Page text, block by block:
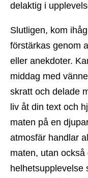
delaktig i
Slutligen, kom
förstärkas genom
eller anekdoter.
middag med
skratt och delade
liv åt din text och
maten på en
atmosfär handlar
maten, utan
helhetsupplevelse